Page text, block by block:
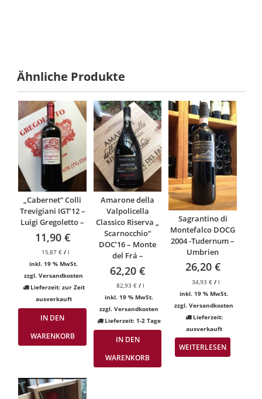
Ähnliche Produkte
„Cabernet“ Colli
Trevigiani IGT’12 –
Luigi Gregoletto –
11,90 €
15,87 €/ l
inkl. 19 % MwSt.
zzgl.Versandkosten
Lieferzeit: zur Zeit
ausverkauft
IN DEN
WARENKORB
Amarone della
Valpolicella
Classico Riserva „
Scarnocchio“
DOC’16 – Monte
del Frá –
62,20€
82,93€ /l
inkl. 19 % MwSt.
zzgl. Versandkosten
Lieferzeit: 1-2 Tage
IN DEN
WARENKORB
Sagrantino di
Montefalco DOCG
2004 -Tudernum –
Umbrien
26,20 €
34,93 €/ l
inkl. 19 % MwSt.
zzgl.Versandkosten
Lieferzeit:
ausverkauft
WEITERLESEN